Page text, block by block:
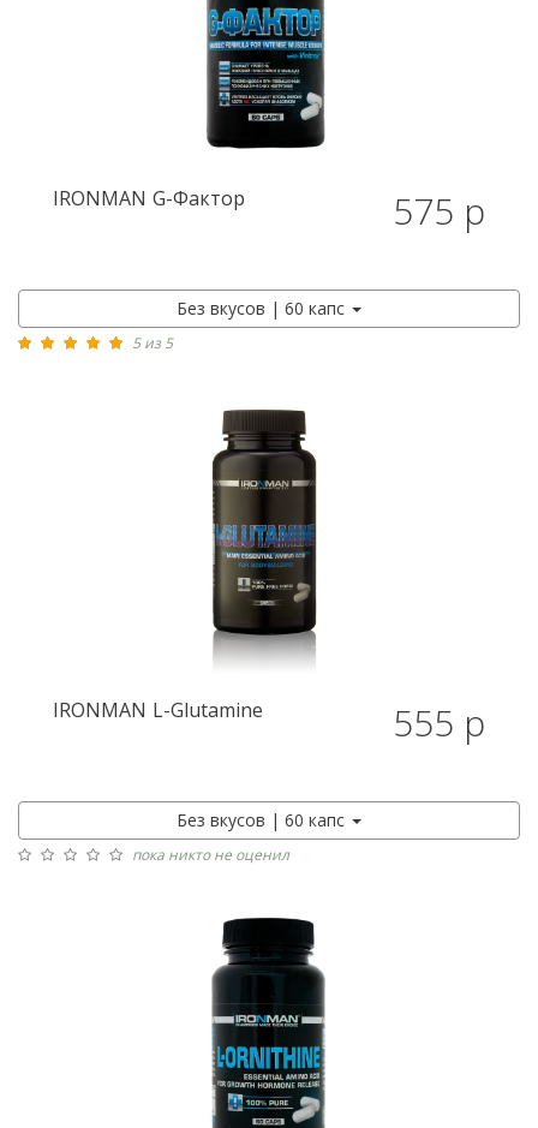
IRONMAN G-Фактор 575 р
Без вкусов | 60 капс
5 из 5
IRONMAN L-Glutamine 555 р
Без вкусов | 60 капс
пока никто не оценил